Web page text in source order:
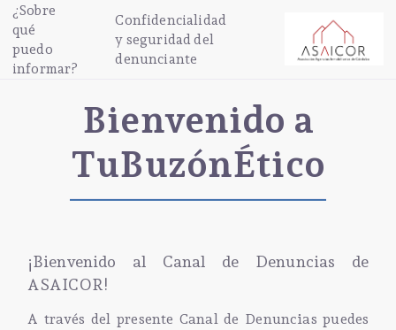
¿Sobre
qué
puedo
informar?
Confidencialidad
y seguridad del
denunciante
Bienvenido a
TuBuzónÉtico
¡Bienvenido al Canal de Denuncias de
ASAICOR!
A través del presente Canal de Denuncias puedes